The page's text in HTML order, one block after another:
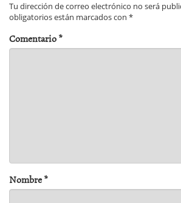
Tu dirección de correo electrónico no será
obligatorios están marcados con *
Comentario*
Nombre*